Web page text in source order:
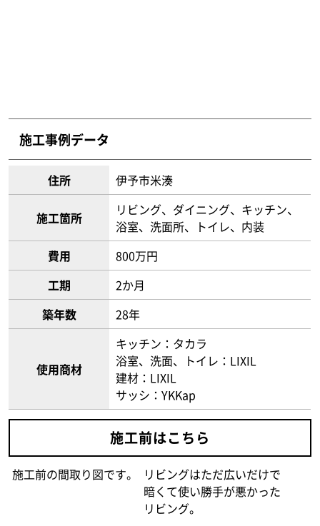
施工事例データ
住所 伊予市米湊
施工箇所
リビング、ダイニング、キッチン、
浴室、洗面所、トイレ、内装
費用
800万円
工期
2か月
築年数
28年
使用商材
キッチン：タカラ
浴室、洗面、トイレ：LIXIL
建材：LIXIL
サッシ：YKKap
施工前はこちら
施工前の間取り図です。
リビングはただ広いだけで
暗くて使い勝手が悪かった
リビング。